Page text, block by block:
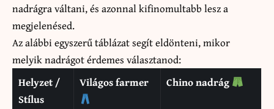
nadrágra váltani, és azonnal kifinomultabb lesz a
megjelenésed.
Az alábbi egyszerű táblázat segít eldönteni, mikor
melyik nadrágot érdemes választanod:
Helyzet /
Stílus
Világos farmer Chino nadrág